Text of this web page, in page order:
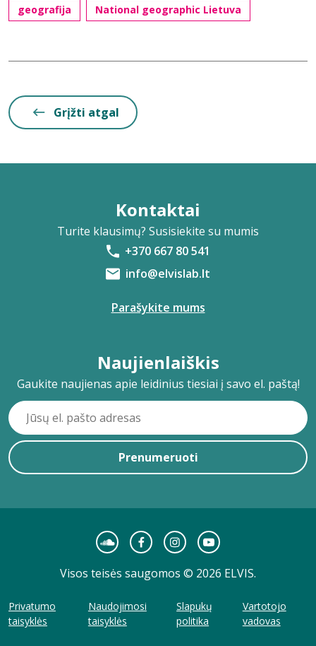
geografija National geographic Lietuva
Grįžti atgal
Kontaktai
Turite klausimų? Susisiekite su mumis
+370 667 80 541
info@elvislab.lt
Parašykite mums
Naujienlaiškis
Gaukite naujienas apie leidinius tiesiai į savo el. paštą!
Prenumeruoti
Visos teisės saugomos © 2026 ELVIS.
Privatumo
taisyklės
Naudojimosi
taisyklės
Slapukų
politika
Vartotojo
vadovas